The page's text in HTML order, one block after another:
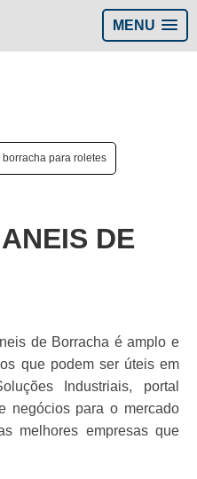
MENU
borracha para roletes
DE
de Borracha é amplo e
que podem ser úteis em
Industriais, portal
negócios para o mercado
melhores empresas que